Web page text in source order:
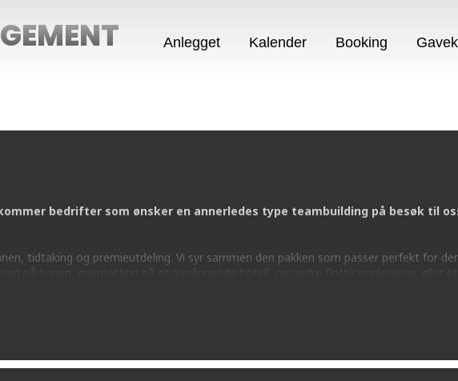
Anlegget Kalender Booking
bedrifter som ønsker en annerledes type teambuilding på besøk til
tidtaking og premieutdeling. Vi syr sammen den pakken som passer perfekt for
på banen, overnatting på et nærliggende hotell, og andre flotte opplevelser, eller et
et besøk med DIN bedrift kan se ut: